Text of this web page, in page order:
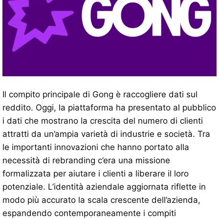
Il compito principale di Gong è raccogliere dati sul
reddito. Oggi, la piattaforma ha presentato al pubblico
i dati che mostrano la crescita del numero di clienti
attratti da un’ampia varietà di industrie e società. Tra
le importanti innovazioni che hanno portato alla
necessità di rebranding c’era una missione
formalizzata per aiutare i clienti a liberare il loro
potenziale. L’identità aziendale aggiornata riflette in
modo più accurato la scala crescente dell’azienda,
espandendo contemporaneamente i compiti